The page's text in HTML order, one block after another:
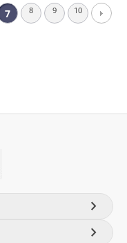
7 8 9 10
chevron_right
chevron_right